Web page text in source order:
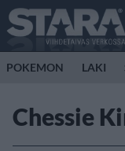
POKEMON LAKI
Chessie